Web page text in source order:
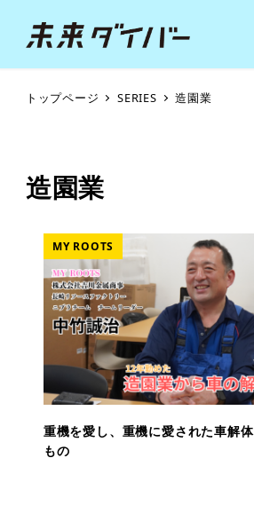
トップページ SERIES 造園業
造園業
MY ROOTS
重機を愛し、重機に愛された車解
もの